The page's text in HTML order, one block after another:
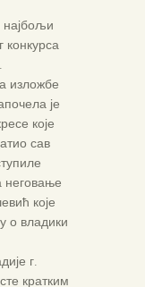
најбољи
конкурса
изложбе
је
које
сав
неговање
које
о владики
г.
кратким